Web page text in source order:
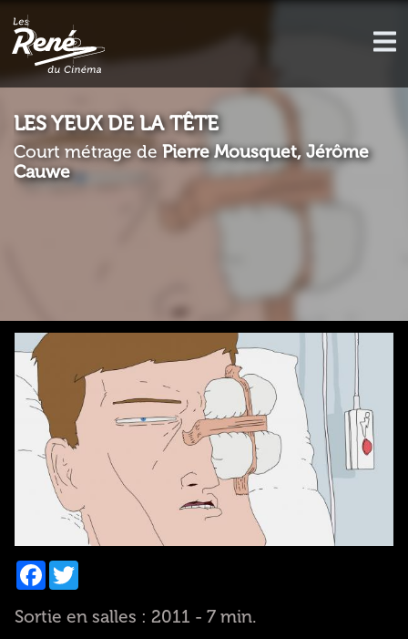
LES YEUX DE LA TÊTE
Court métrage de Pierre Mousquet, Jérôme
Cauwe
Facebook
Twitter
Sortie en salles : 2011 - 7 min.